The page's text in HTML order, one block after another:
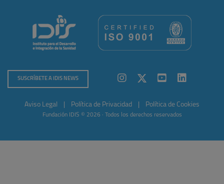
SUSCRÍBETE A IDIS NEWS
Aviso Legal Política de Privacidad Política de Cookies
Fundación IDIS © 2026 · Todos los derechos reservados